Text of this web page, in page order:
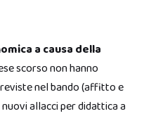
a causa della
scorso non hanno
nel bando (affitto e
allacci per didattica a